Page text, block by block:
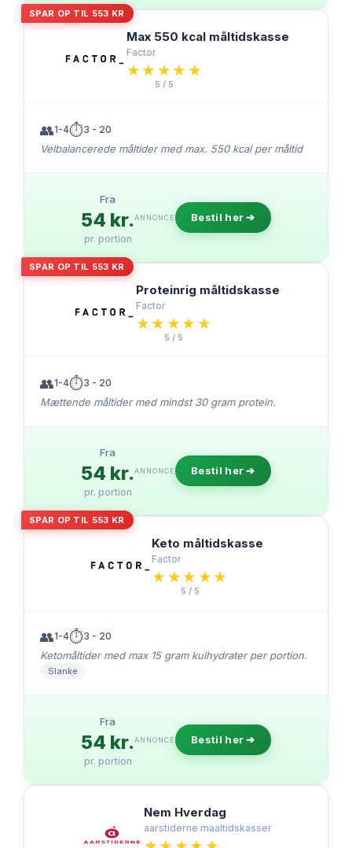
SPAR OP TIL 553 KR
Max 550 kcal måltidskasse
Factor
★★★★★
★★★★★
5 / 5
👥1-4⏱️3 - 20
Velbalancerede måltider med max. 550 kcal per måltid
Fra
54 kr.
pr. portion
ANNONCE Bestil her ➔
SPAR OP TIL 553 KR
Proteinrig måltidskasse
Factor
★★★★★
★★★★★
5 / 5
👥1-4⏱️3 - 20
Mættende måltider med mindst 30 gram protein.
Fra
54 kr.
pr. portion
ANNONCE Bestil her ➔
SPAR OP TIL 553 KR
Keto måltidskasse
Factor
★★★★★
★★★★★
5 / 5
👥1-4⏱️3 - 20
Ketomåltider med max 15 gram kulhydrater per portion.
Slanke
Fra
54 kr.
pr. portion
ANNONCE Bestil her ➔
Nem Hverdag
aarstiderne maaltidskasser